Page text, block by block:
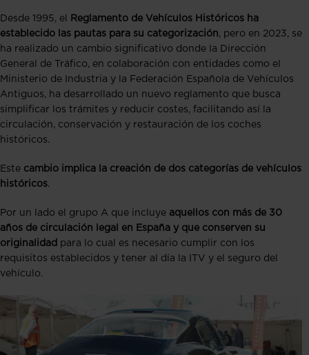
Desde 1995, el
Reglamento de Vehículos Históricos ha
establecido las pautas para su categorización, pero en 2023, se
ha realizado un cambio significativo donde la Dirección
General de Tráfico, en colaboración con entidades como el
Ministerio de Industria y la Federación Española de Vehículos
Antiguos, ha desarrollado un nuevo reglamento que busca
simplificar los trámites y reducir costes, facilitando así la
circulación, conservación y restauración de los coches
históricos​​.
Este cambio implica la creación de dos categorías de vehículos
históricos.
Por un lado el grupo A que incluye aquellos con más de 30
años de circulación legal en España y que conserven su
originalidad para lo cual es necesario cumplir con los
requisitos establecidos y tener al día la ITV y el seguro del
vehículo.